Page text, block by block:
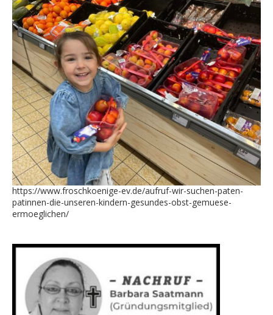
https://www.froschkoenige-ev.de/aufruf-wir-suchen-paten-
patinnen-die-unseren-kindern-gesundes-obst-gemuese-
ermoeglichen/